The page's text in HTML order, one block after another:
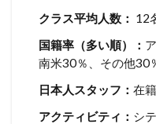
クラス平均人数： 12
国籍率（多い順）：
南米30％、その他30
日本人スタッフ： 在
アクティビティ： シ